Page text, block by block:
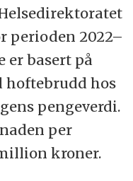
perioden 2022–
er basert på
hoftebrudd hos
pengeverdi.
per
kroner.